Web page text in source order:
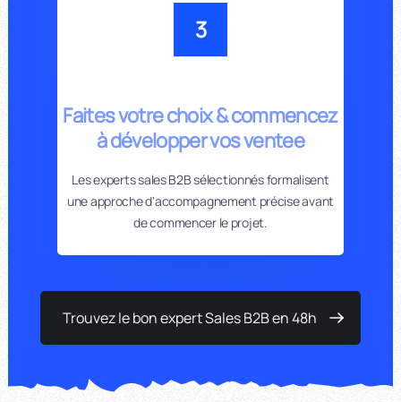
3
Faites votre choix & commencez
à développer vos ventee
Les experts sales B2B sélectionnés formalisent
une approche d'accompagnement précise avant
de commencer le projet.
Trouvez le bon expert Sales B2B en 48h